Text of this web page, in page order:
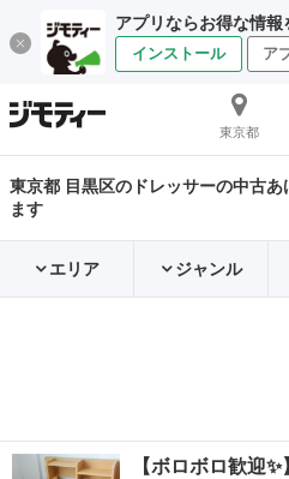
アプリならお得な情報
インストール ア
東京都
東京都 目黒区のドレッサーの中古あ
ます
エリア ジャンル
【ボロボロ歓迎